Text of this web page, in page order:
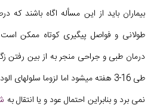
بیماران باید از این مسأله اگاه باشند که
طولانی و فواصل پیگیری کوتاه ممکن
طی 16-3 هفته میشود اما لزوما سلولهای الوده به
نمی برد و بنابراین احتمال عود و یا انتقال به